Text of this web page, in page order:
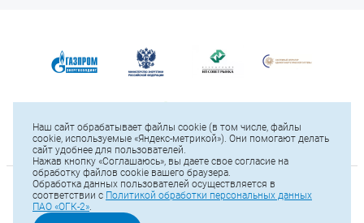
© 2025 ПАО «ОГК-2»
Наш сайт обрабатывает файлы cookie (в том числе, файлы
cookie, используемые «Яндекс-метрикой»). Они помогают делать
сайт удобнее для пользователей.
Нажав кнопку «Соглашаюсь», вы даете свое согласие на
обработку файлов cookie вашего браузера.
Обработка данных пользователей осуществляется в
соответствии с Политикой обработки персональных данных
ПАО «ОГК-2».